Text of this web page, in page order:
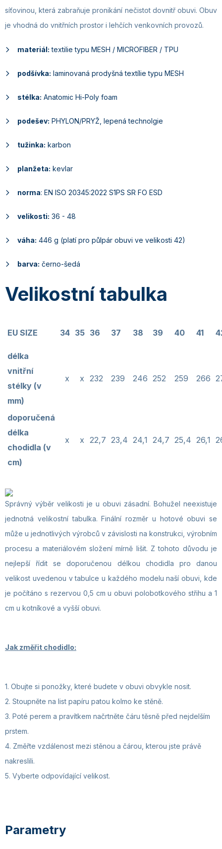
síťovinou, která zabraňuje pronikání nečistot dovnitř obuvi. Obuv
je vhodná do vnitřních prostor i lehčích venkovních provozů.
materiál: textilie typu MESH / MICROFIBER / TPU
podšívka: laminovaná prodyšná textílie typu MESH
stélka: Anatomic Hi-Poly foam
podešev: PHYLON/PRYŽ, lepená technolgie
tužinka: karbon
planžeta: kevlar
norma: EN ISO 20345:2022 S1PS SR FO ESD
velikosti: 36 - 48
váha: 446 g (platí pro půlpár obuvi ve velikosti 42)
barva: černo-šedá
Velikostní tabulka
EU SIZE 34 35 36 37 38 39 40 41
délka
vnitřní
stélky (v
mm)
x x 232 239 246 252 259 266
doporučená
délka
chodidla (v
cm)
x x 22,7 23,4 24,1 24,7 25,4 26,1
Správný výběr velikosti je u obuvi zásadní. Bohužel neexistuje
jednotná velikostní tabulka. Finální rozměr u hotové obuvi se
může u jednotlivých výrobců v závislosti na konstrukci, výrobním
procesu a materiálovém složení mírně lišit. Z tohoto důvodu je
nejlepší řídit se doporučenou délkou chodidla pro danou
velikost uvedenou v tabulce u každého modelu naší obuvi, kde
je počítáno s rezervou 0,5 cm u obuvi polobotkového střihu a 1
cm u kotníkové a vyšší obuvi.
Jak změřit chodidlo:
1. Obujte si ponožky, které budete v obuvi obvykle nosit.
2. Stoupněte na list papíru patou kolmo ke stěně.
3. Poté perem a pravítkem načrtněte čáru těsně před nejdelším
prstem.
4. Změřte vzdálenost mezi stěnou a čárou, kterou jste právě
nakreslili.
5. Vyberte odpovídající velikost.